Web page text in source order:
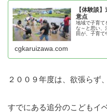
【体験談
意点
地域で子育て
な～と思い、
田が、子育て
cgkaruizawa.com
２００９年度は、欲張らず
すでにある追分のこどもイ